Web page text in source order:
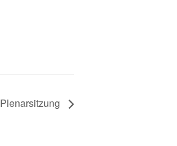
Plenarsitzung